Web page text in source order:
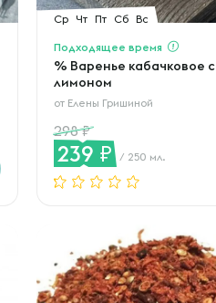
Ср Чт Пт Сб Вс
Подходящее время
% Варенье кабачковое с
лимоном
от Елены Гришиной
298
239 / 250 мл.